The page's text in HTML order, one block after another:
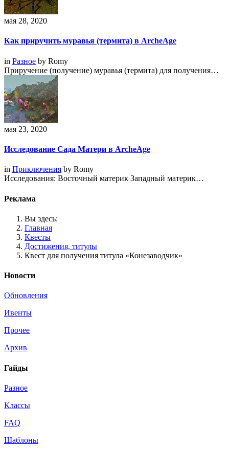
мая 28, 2020
Как приручить муравья (термита) в ArcheAge
in Разное by Romy
Приручение (получение) муравья (термита) для получения…
мая 23, 2020
Исследование Сада Матери в ArcheAge
in Приключения by Romy
Исследования: Восточный материк Западный материк…
Реклама
Вы здесь:
Главная
Квесты
Достижения, титулы
Квест для получения титула «Конезаводчик»
Новости
Обновления
Ивенты
Прочее
Архив
Гайды
Разное
Классы
FAQ
Шаблоны